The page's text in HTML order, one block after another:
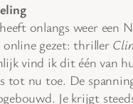
onlangs weer een
gezet: thriller
vind ik dit één van
tot nu toe. De
Je krijgt